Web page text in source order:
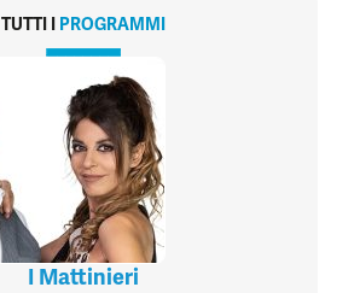
TUTTI I PROGRAMMI
I Mattinieri